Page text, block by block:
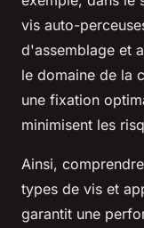
vis auto-
d'assemblage et
le domaine de la
une fixation
minimisent les
Ainsi,
types de vis et
garantit une